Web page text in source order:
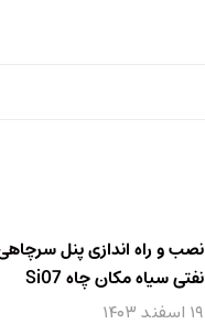
نصب و راه اندازی پنل
نفتی سیاه مکان چاه Si07
۱۹ اسفند ۱۴۰۳